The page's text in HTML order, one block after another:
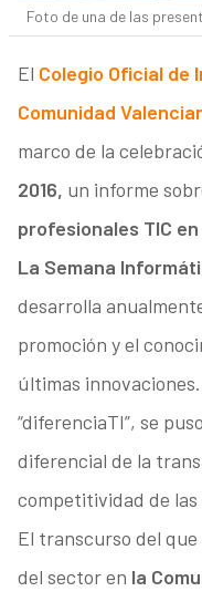
Foto de una de las
El Colegio Oficial de
Comunidad
marco de la
2016, un informe
profesionales TIC en
La Semana
desarrolla
promoción y el
últimas
“diferenciaTI”, se
diferencial de la
competitividad de las
El transcurso del
del sector en la